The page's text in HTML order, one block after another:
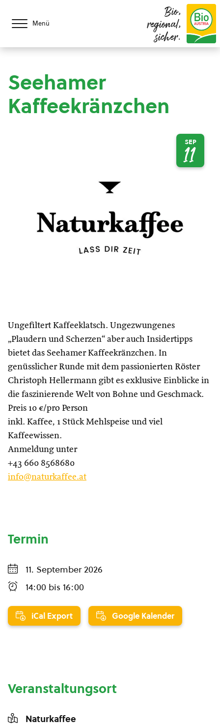
Menü
Bio,
regional,
sicher.
Seehamer
Kaffeekränzchen
SEP
11
Ungefiltert Kaffeeklatsch. Ungezwungenes
„Plaudern und Scherzen“ aber auch Insidertipps
bietet das Seehamer Kaffeekränzchen. In
genüsslicher Runde mit dem passionierten Röster
Christoph Hellermann gibt es exklusive Einblicke in
die faszinierende Welt von Bohne und Geschmack.
Preis 10 €/pro Person
inkl. Kaffee, 1 Stück Mehlspeise und viel
Kaffeewissen.
Anmeldung unter
+43 660 8568680
info@naturkaffee.at
Termin
11. September 2026
14:00 bis 16:00
iCal Export Google Kalender
Veranstaltungsort
Naturkaffee